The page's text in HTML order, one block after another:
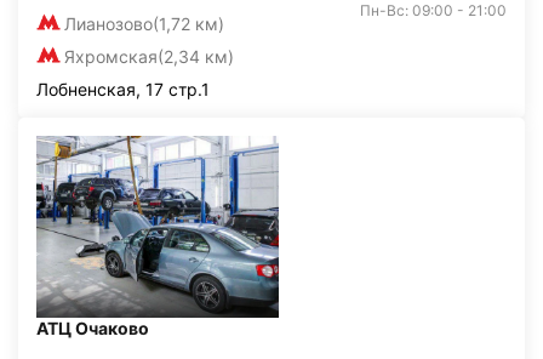
Лианозово(1,72 км)
Яхромская(2,34 км)
Пн-Вс: 09:00 - 21:00
Лобненская, 17 стр.1
АТЦ Очаково